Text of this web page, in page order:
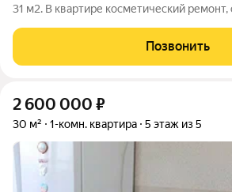
31 м2. В квартире косметический
в шаговой доступности. По всем
звоните, пишите.
Позвонить
2 600 000 ₽
30 м² 1-комн. квартира 5 этаж из 5